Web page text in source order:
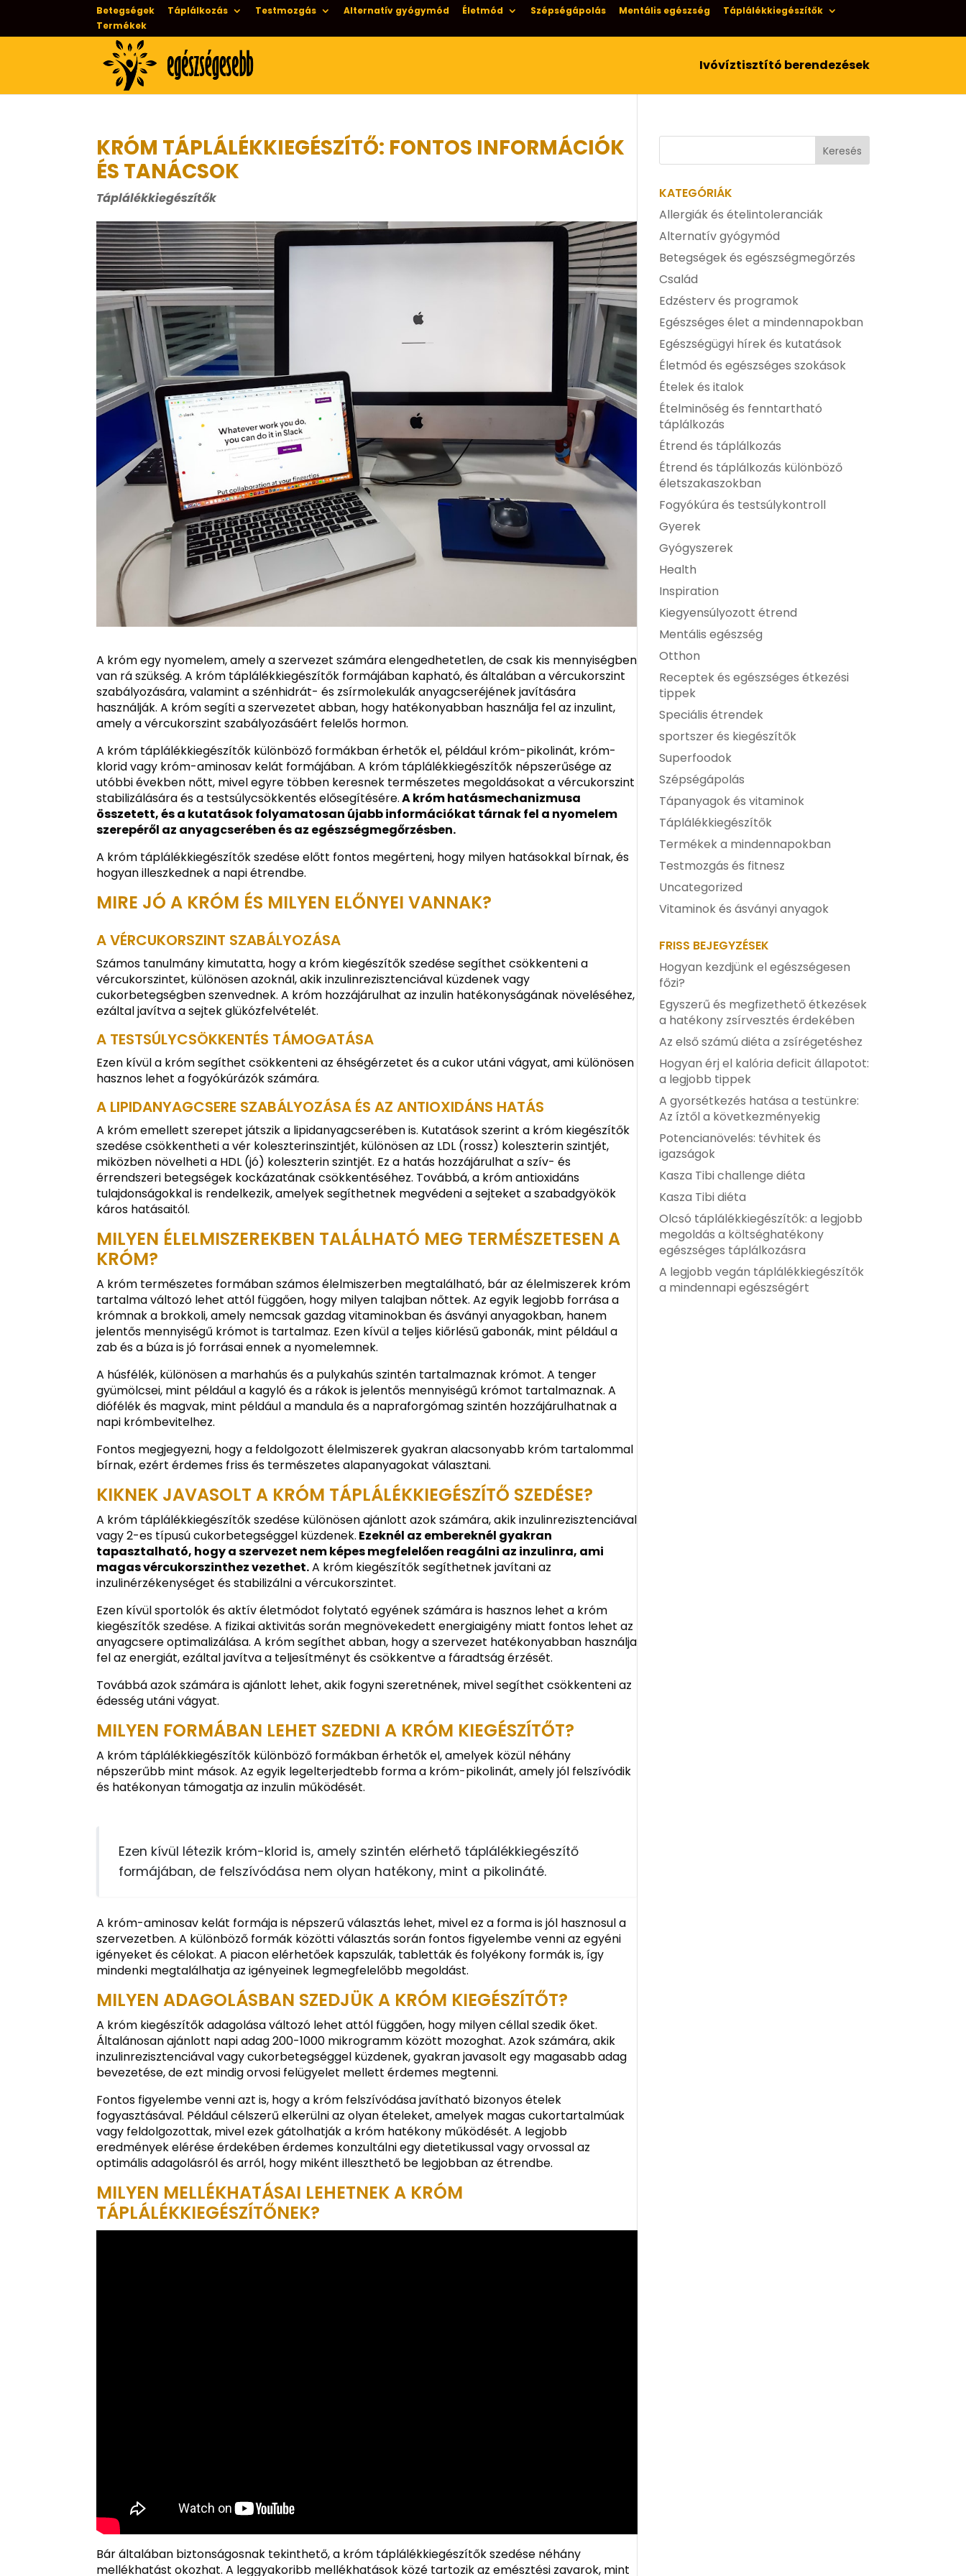
Betegségek Táplálkozás Testmozgás Alternatív gyógymód Életmód Szépségápolás Mentális egészség
Táplálékkiegészítők
Termékek
Ivóvíztisztító berendezések
KRÓM TÁPLÁLÉKKIEGÉSZÍTŐ: FONTOS INFORMÁCIÓK
ÉS TANÁCSOK
Táplálékkiegészítők
A króm egy nyomelem, amely a szervezet számára elengedhetetlen, de csak kis mennyiségben
van rá szükség. A króm táplálékkiegészítők formájában kapható, és általában a vércukorszint
szabályozására, valamint a szénhidrát- és zsírmolekulák anyagcseréjének javítására
használják. A króm segíti a szervezetet abban, hogy hatékonyabban használja fel az inzulint,
amely a vércukorszint szabályozásáért felelős hormon.
A króm táplálékkiegészítők különböző formákban érhetők el, például króm-pikolinát, króm-
klorid vagy króm-aminosav kelát formájában. A króm táplálékkiegészítők népszerűsége az
utóbbi években nőtt, mivel egyre többen keresnek természetes megoldásokat a vércukorszint
stabilizálására és a testsúlycsökkentés elősegítésére.A króm hatásmechanizmusa
összetett, és a kutatások folyamatosan újabb információkat tárnak fel a nyomelem
szerepéről az anyagcserében és az egészségmegőrzésben.
A króm táplálékkiegészítők szedése előtt fontos megérteni, hogy milyen hatásokkal bírnak, és
hogyan illeszkednek a napi étrendbe.
MIRE JÓ A KRÓM ÉS MILYEN ELŐNYEI VANNAK?
A VÉRCUKORSZINT SZABÁLYOZÁSA
Számos tanulmány kimutatta, hogy a króm kiegészítők szedése segíthet csökkenteni a
vércukorszintet, különösen azoknál, akik inzulinrezisztenciával küzdenek vagy
cukorbetegségben szenvednek. A króm hozzájárulhat az inzulin hatékonyságának növeléséhez,
ezáltal javítva a sejtek glükózfelvételét.
A TESTSÚLYCSÖKKENTÉS TÁMOGATÁSA
Ezen kívül a króm segíthet csökkenteni az éhségérzetet és a cukor utáni vágyat, ami különösen
hasznos lehet a fogyókúrázók számára.
A LIPIDANYAGCSERE SZABÁLYOZÁSA ÉS AZ ANTIOXIDÁNS HATÁS
A króm emellett szerepet játszik a lipidanyagcserében is. Kutatások szerint a króm kiegészítők
szedése csökkentheti a vér koleszterinszintjét, különösen az LDL (rossz) koleszterin szintjét,
miközben növelheti a HDL (jó) koleszterin szintjét. Ez a hatás hozzájárulhat a szív- és
érrendszeri betegségek kockázatának csökkentéséhez. Továbbá, a króm antioxidáns
tulajdonságokkal is rendelkezik, amelyek segíthetnek megvédeni a sejteket a szabadgyökök
káros hatásaitól.
MILYEN ÉLELMISZEREKBEN TALÁLHATÓ MEG TERMÉSZETESEN A
KRÓM?
A króm természetes formában számos élelmiszerben megtalálható, bár az élelmiszerek króm
tartalma változó lehet attól függően, hogy milyen talajban nőttek. Az egyik legjobb forrása a
krómnak a brokkoli, amely nemcsak gazdag vitaminokban és ásványi anyagokban, hanem
jelentős mennyiségű krómot is tartalmaz. Ezen kívül a teljes kiőrlésű gabonák, mint például a
zab és a búza is jó forrásai ennek a nyomelemnek.
A húsfélék, különösen a marhahús és a pulykahús szintén tartalmaznak krómot. A tenger
gyümölcsei, mint például a kagyló és a rákok is jelentős mennyiségű krómot tartalmaznak. A
diófélék és magvak, mint például a mandula és a napraforgómag szintén hozzájárulhatnak a
napi krómbevitelhez.
Fontos megjegyezni, hogy a feldolgozott élelmiszerek gyakran alacsonyabb króm tartalommal
bírnak, ezért érdemes friss és természetes alapanyagokat választani.
KIKNEK JAVASOLT A KRÓM TÁPLÁLÉKKIEGÉSZÍTŐ SZEDÉSE?
A króm táplálékkiegészítők szedése különösen ajánlott azok számára, akik inzulinrezisztenciával
vagy 2-es típusú cukorbetegséggel küzdenek. Ezeknél az embereknél gyakran
tapasztalható, hogy a szervezet nem képes megfelelően reagálni az inzulinra, ami
magas vércukorszinthez vezethet.A króm kiegészítők segíthetnek javítani az
inzulinérzékenységet és stabilizálni a vércukorszintet.
Ezen kívül sportolók és aktív életmódot folytató egyének számára is hasznos lehet a króm
kiegészítők szedése. A fizikai aktivitás során megnövekedett energiaigény miatt fontos lehet az
anyagcsere optimalizálása. A króm segíthet abban, hogy a szervezet hatékonyabban használja
fel az energiát, ezáltal javítva a teljesítményt és csökkentve a fáradtság érzését.
Továbbá azok számára is ajánlott lehet, akik fogyni szeretnének, mivel segíthet csökkenteni az
édesség utáni vágyat.
MILYEN FORMÁBAN LEHET SZEDNI A KRÓM KIEGÉSZÍTŐT?
A króm táplálékkiegészítők különböző formákban érhetők el, amelyek közül néhány
népszerűbb mint mások. Az egyik legelterjedtebb forma a króm-pikolinát, amely jól felszívódik
és hatékonyan támogatja az inzulin működését.
Ezen kívül létezik króm-klorid is, amely szintén elérhető táplálékkiegészítő
formájában, de felszívódása nem olyan hatékony, mint a pikolináté.
A króm-aminosav kelát formája is népszerű választás lehet, mivel ez a forma is jól hasznosul a
szervezetben. A különböző formák közötti választás során fontos figyelembe venni az egyéni
igényeket és célokat. A piacon elérhetőek kapszulák, tabletták és folyékony formák is, így
mindenki megtalálhatja az igényeinek legmegfelelőbb megoldást.
MILYEN ADAGOLÁSBAN SZEDJÜK A KRÓM KIEGÉSZÍTŐT?
A króm kiegészítők adagolása változó lehet attól függően, hogy milyen céllal szedik őket.
Általánosan ajánlott napi adag 200-1000 mikrogramm között mozoghat. Azok számára, akik
inzulinrezisztenciával vagy cukorbetegséggel küzdenek, gyakran javasolt egy magasabb adag
bevezetése, de ezt mindig orvosi felügyelet mellett érdemes megtenni.
Fontos figyelembe venni azt is, hogy a króm felszívódása javítható bizonyos ételek
fogyasztásával. Például célszerű elkerülni az olyan ételeket, amelyek magas cukortartalmúak
vagy feldolgozottak, mivel ezek gátolhatják a króm hatékony működését. A legjobb
eredmények elérése érdekében érdemes konzultálni egy dietetikussal vagy orvossal az
optimális adagolásról és arról, hogy miként illeszthető be legjobban az étrendbe.
MILYEN MELLÉKHATÁSAI LEHETNEK A KRÓM
TÁPLÁLÉKKIEGÉSZÍTŐNEK?
Bár általában biztonságosnak tekinthető, a króm táplálékkiegészítők szedése néhány
mellékhatást okozhat. A leggyakoribb mellékhatások közé tartozik az emésztési zavarok, mint
KATEGÓRIÁK
Allergiák és ételintoleranciák
Alternatív gyógymód
Betegségek és egészségmegőrzés
Család
Edzésterv és programok
Egészséges élet a mindennapokban
Egészségügyi hírek és kutatások
Életmód és egészséges szokások
Ételek és italok
Ételminőség és fenntartható
táplálkozás
Étrend és táplálkozás
Étrend és táplálkozás különböző
életszakaszokban
Fogyókúra és testsúlykontroll
Gyerek
Gyógyszerek
Health
Inspiration
Kiegyensúlyozott étrend
Mentális egészség
Otthon
Receptek és egészséges étkezési
tippek
Speciális étrendek
sportszer és kiegészítők
Superfoodok
Szépségápolás
Tápanyagok és vitaminok
Táplálékkiegészítők
Termékek a mindennapokban
Testmozgás és fitnesz
Uncategorized
Vitaminok és ásványi anyagok
FRISS BEJEGYZÉSEK
Hogyan kezdjünk el egészségesen
főzi?
Egyszerű és megfizethető étkezések
a hatékony zsírvesztés érdekében
Az első számú diéta a zsírégetéshez
Hogyan érj el kalória deficit állapotot:
a legjobb tippek
A gyorsétkezés hatása a testünkre:
Az íztől a következményekig
Potencianövelés: tévhitek és
igazságok
Kasza Tibi challenge diéta
Kasza Tibi diéta
Olcsó táplálékkiegészítők: a legjobb
megoldás a költséghatékony
egészséges táplálkozásra
A legjobb vegán táplálékkiegészítők
a mindennapi egészségért